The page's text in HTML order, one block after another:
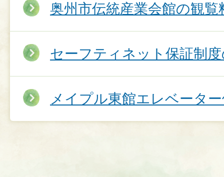
奥州市伝統産業会館の観
セーフティネット保証制
メイプル東館エレベータ